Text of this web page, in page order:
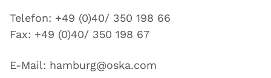
Telefon: +49 (0)40/ 350 198 66
Fax: +49 (0)40/ 350 198 67
E-Mail: hamburg@oska.com